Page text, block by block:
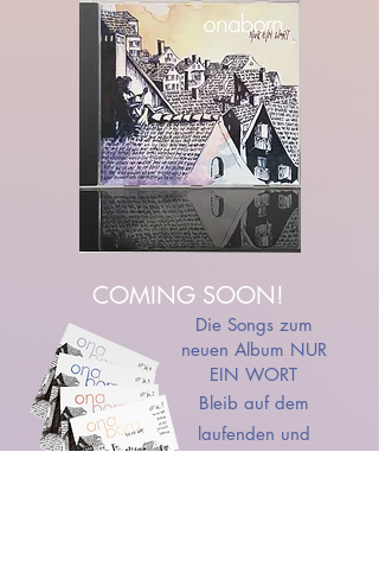
COMING SOON!
Die Songs zum
neuen Album NUR
EIN WORT
Bleib auf dem
laufenden und